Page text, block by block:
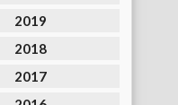
2019
2018
2017